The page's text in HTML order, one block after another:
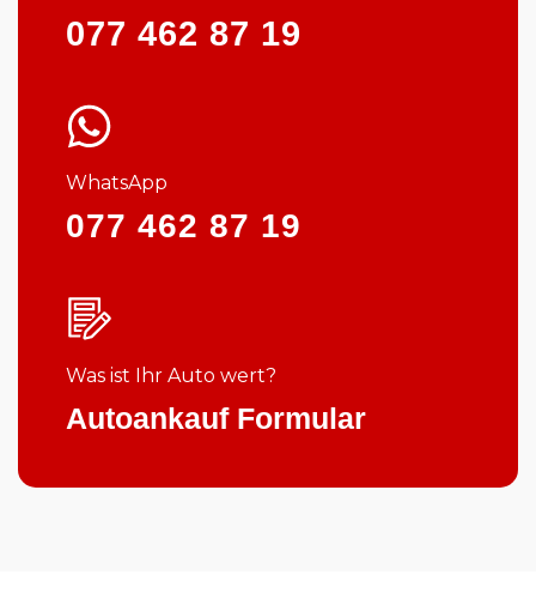
077 462 87 19
WhatsApp
077 462 87 19
Was ist Ihr Auto wert?
Autoankauf Formular